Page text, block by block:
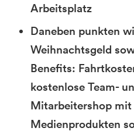
Arbeitsplatz
Daneben punkten
Weihnachtsgeld
Benefits:
kostenlose Team-
Mitarbeitershop
Medienprodukten